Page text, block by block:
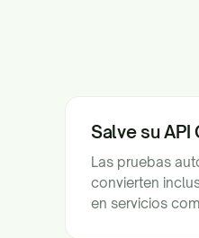
Salve su API
Las pruebas
convierten
en servicios